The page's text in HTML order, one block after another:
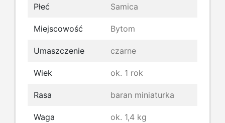
Płeć Samica
Miejscowość Bytom
Umaszczenie czarne
Wiek ok. 1 rok
Rasa baran miniaturka
Waga ok. 1,4 kg